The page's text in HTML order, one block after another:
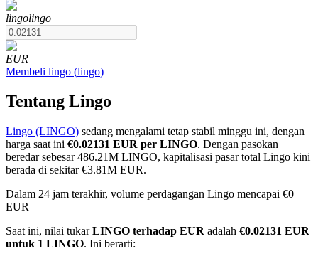
COIN-M Berjangka
TradFi
lingolingo
EUR
Membeli lingo (lingo)
Tentang Lingo
Lingo (LINGO) sedang mengalami tetap stabil minggu ini, dengan
harga saat ini €0.02131 EUR per LINGO. Dengan pasokan
beredar sebesar 486.21M LINGO, kapitalisasi pasar total Lingo kini
berada di sekitar €3.81M EUR.
Dalam 24 jam terakhir, volume perdagangan Lingo mencapai €0
EUR
Saat ini, nilai tukarLINGO terhadap EUR adalah €0.02131 EUR
untuk 1 LINGO. Ini berarti: